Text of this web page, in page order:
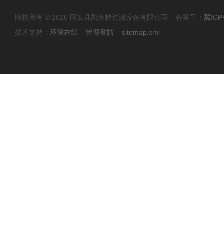
版权所有 © 2026 固安县凯洛特过滤设备有限公司 备案号： 冀
技术支持： 环保在线 管理登陆 sitemap.xml